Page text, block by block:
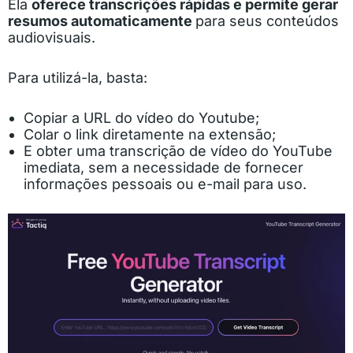
Ela oferece transcrições rápidas e permite gerar
resumos automaticamente para seus conteúdos
audiovisuais.
Para utilizá-la, basta:
Copiar a URL do vídeo do Youtube;
Colar o link diretamente na extensão;
E obter uma transcrição de vídeo do YouTube
imediata, sem a necessidade de fornecer
informações pessoais ou e-mail para uso.